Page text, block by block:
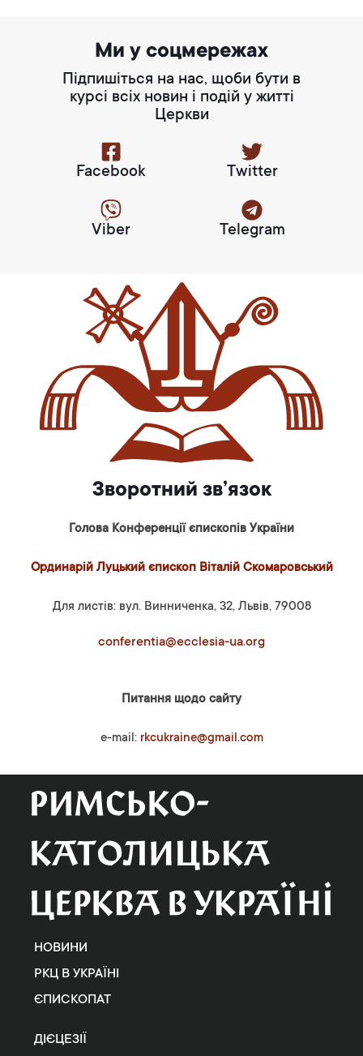
Ми у соцмережах
Підпишіться на нас, щоби бути в
курсі всіх новин і подій у житті
Церкви
Facebook Twitter
Viber Telegram
Зворотний зв’язок
Голова Конференції єпископів України
Ординарій Луцький єпископ Віталій Скомаровський
Для листів: вул. Винниченка, 32, Львів, 79008
conferentia@ecclesia-ua.org
Питання щодо сайту
e-mail: rkcukraine@gmail.com
НОВИНИ
РКЦ В УКРАЇНІ
ЄПИСКОПАТ
ДІЄЦЕЗІЇ